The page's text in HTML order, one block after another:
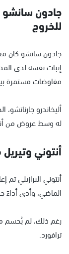
جادون سانشو
للخروج
جادون سانشو كان
إثبات نفسه لدى
مفاوضات مستمرة
أليخاندرو
له وسط عروض من
أنتوني
أنتوني البرازيلي
الماضي، وأدى أداءً
رغم ذلك، لم يُحسم
ترافورد.